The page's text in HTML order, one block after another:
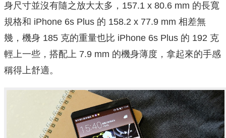
身尺寸並沒有隨之放大太多，157.1 x 80.6 mm 的長寬
規格和 iPhone 6s Plus 的 158.2 x 77.9 mm 相差無
幾，機身 185 克的重量也比 iPhone 6s Plus 的 192 克
輕上一些，搭配上 7.9 mm 的機身薄度，拿起來的手感
稱得上舒適。